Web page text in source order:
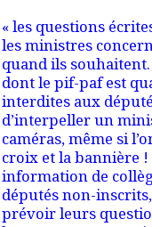
« les questions
les ministres
quand ils
dont le pif-paf est
interdites aux
d’interpeller un
caméras, même si
croix et la bannière !
information de
députés non-
prévoirleurs